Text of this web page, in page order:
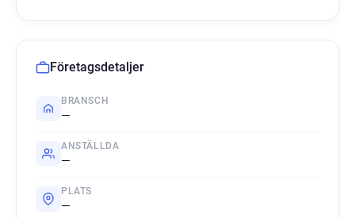
Företagsdetaljer
BRANSCH
—
ANSTÄLLDA
—
PLATS
—